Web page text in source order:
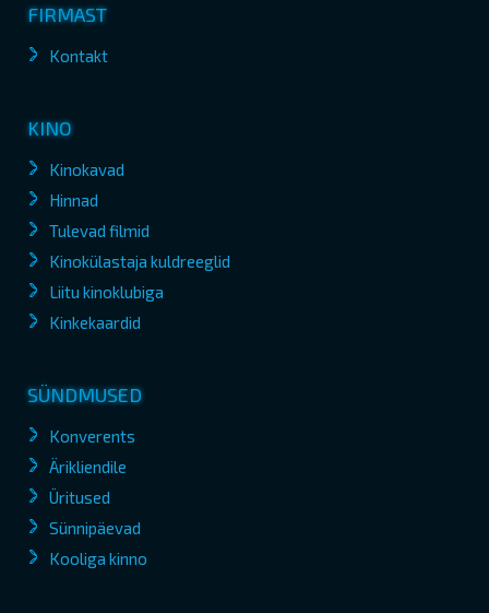
FIRMAST
Kontakt
KINO
Kinokavad
Hinnad
Tulevad filmid
Kinokülastaja kuldreeglid
Liitu kinoklubiga
Kinkekaardid
SÜNDMUSED
Konverents
Ärikliendile
Üritused
Sünnipäevad
Kooliga kinno